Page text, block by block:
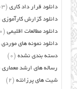
دانلود قرار داد کاری (63)
دانلود گزارش کارآموزی
دانلود مطالعات اقلیمی (80)
دانلود نمونه های
دسته بندی نشده (0)
رساله های ارشد معماری
شیت های پرزانته (2)